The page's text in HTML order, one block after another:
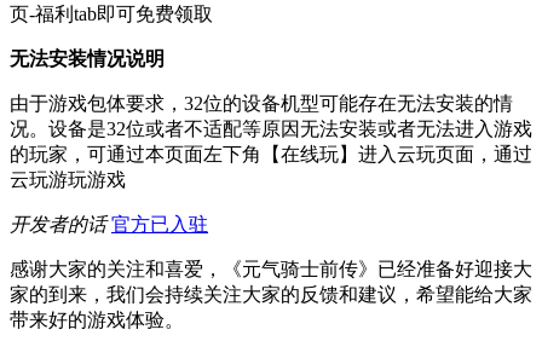
页-福利tab即可免费领取
无法安装情况说明
由于游戏包体要求，32位的设备机型可能存在无法安装的情
况。设备是32位或者不适配等原因无法安装或者无法进入游戏
的玩家，可通过本页面左下角【在线玩】进入云玩页面，通过
云玩游玩游戏
开发者的话 官方已入驻
感谢大家的关注和喜爱，《元气骑士前传》已经准备好迎接大
家的到来，我们会持续关注大家的反馈和建议，希望能给大家
带来好的游戏体验。